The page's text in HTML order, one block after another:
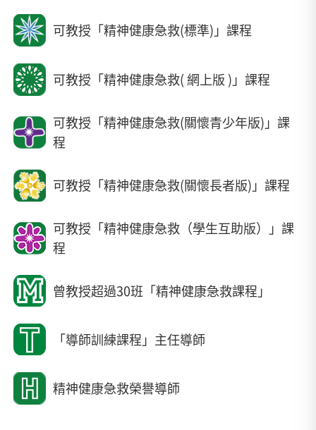
可教授「精神健康急救(標準)」課程
可教授「精神健康急救( 網上版 )」課程
可教授「精神健康急救(關懷青少年版)」課
程
可教授「精神健康急救(關懷長者版)」課程
可教授「精神健康急救（學生互助版）」課
程
曾教授超過30班「精神健康急救課程」
「導師訓練課程」主任導師
精神健康急救榮譽導師